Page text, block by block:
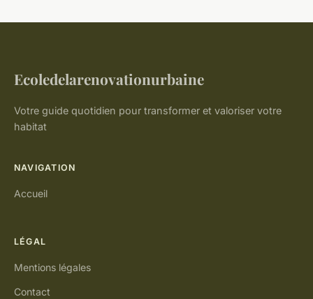
Ecoledelarenovationurbaine
Votre guide quotidien pour transformer et valoriser votre
habitat
NAVIGATION
Accueil
LÉGAL
Mentions légales
Contact